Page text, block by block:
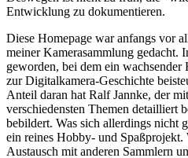
Entwicklung zu dokumentieren.
Diese Homepage war anfangs vor
meiner Kamerasammlung gedacht.
geworden, bei dem ein
zur Digitalkamera-Geschichte
Anteil daran hat Ralf Jannke, der
verschiedensten Themen detailliert
bebildert. Was sich allerdings nicht
ein reines Hobby- und Spaßprojekt.
Austausch mit anderen Sammlern